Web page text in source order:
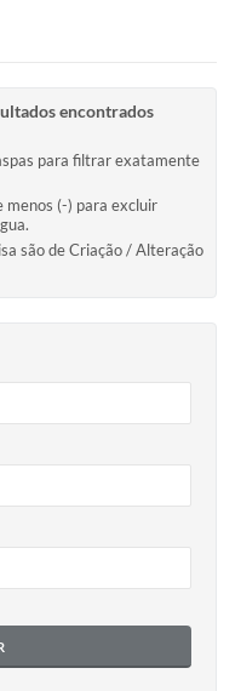
encontrados
para filtrar exatamente
menos (-) para excluir
são de Criação / Alteração